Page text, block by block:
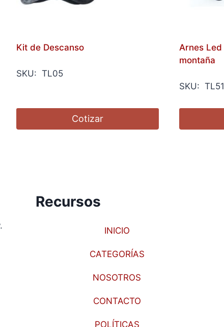
Kit de Descanso
SKU: TL05
Cotizar
Arnes
montaña
SKU: TL51
Recursos
INICIO
CATEGORÍAS
NOSOTROS
CONTACTO
POLÍTICAS